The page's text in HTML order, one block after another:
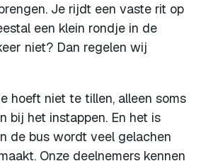
Je rijdt een vaste rit op
een klein rondje in de
niet? Dan regelen wij
hoeft niet te tillen, alleen soms
bij het instappen. En het is
de bus wordt veel gelachen
Onze deelnemers kennen